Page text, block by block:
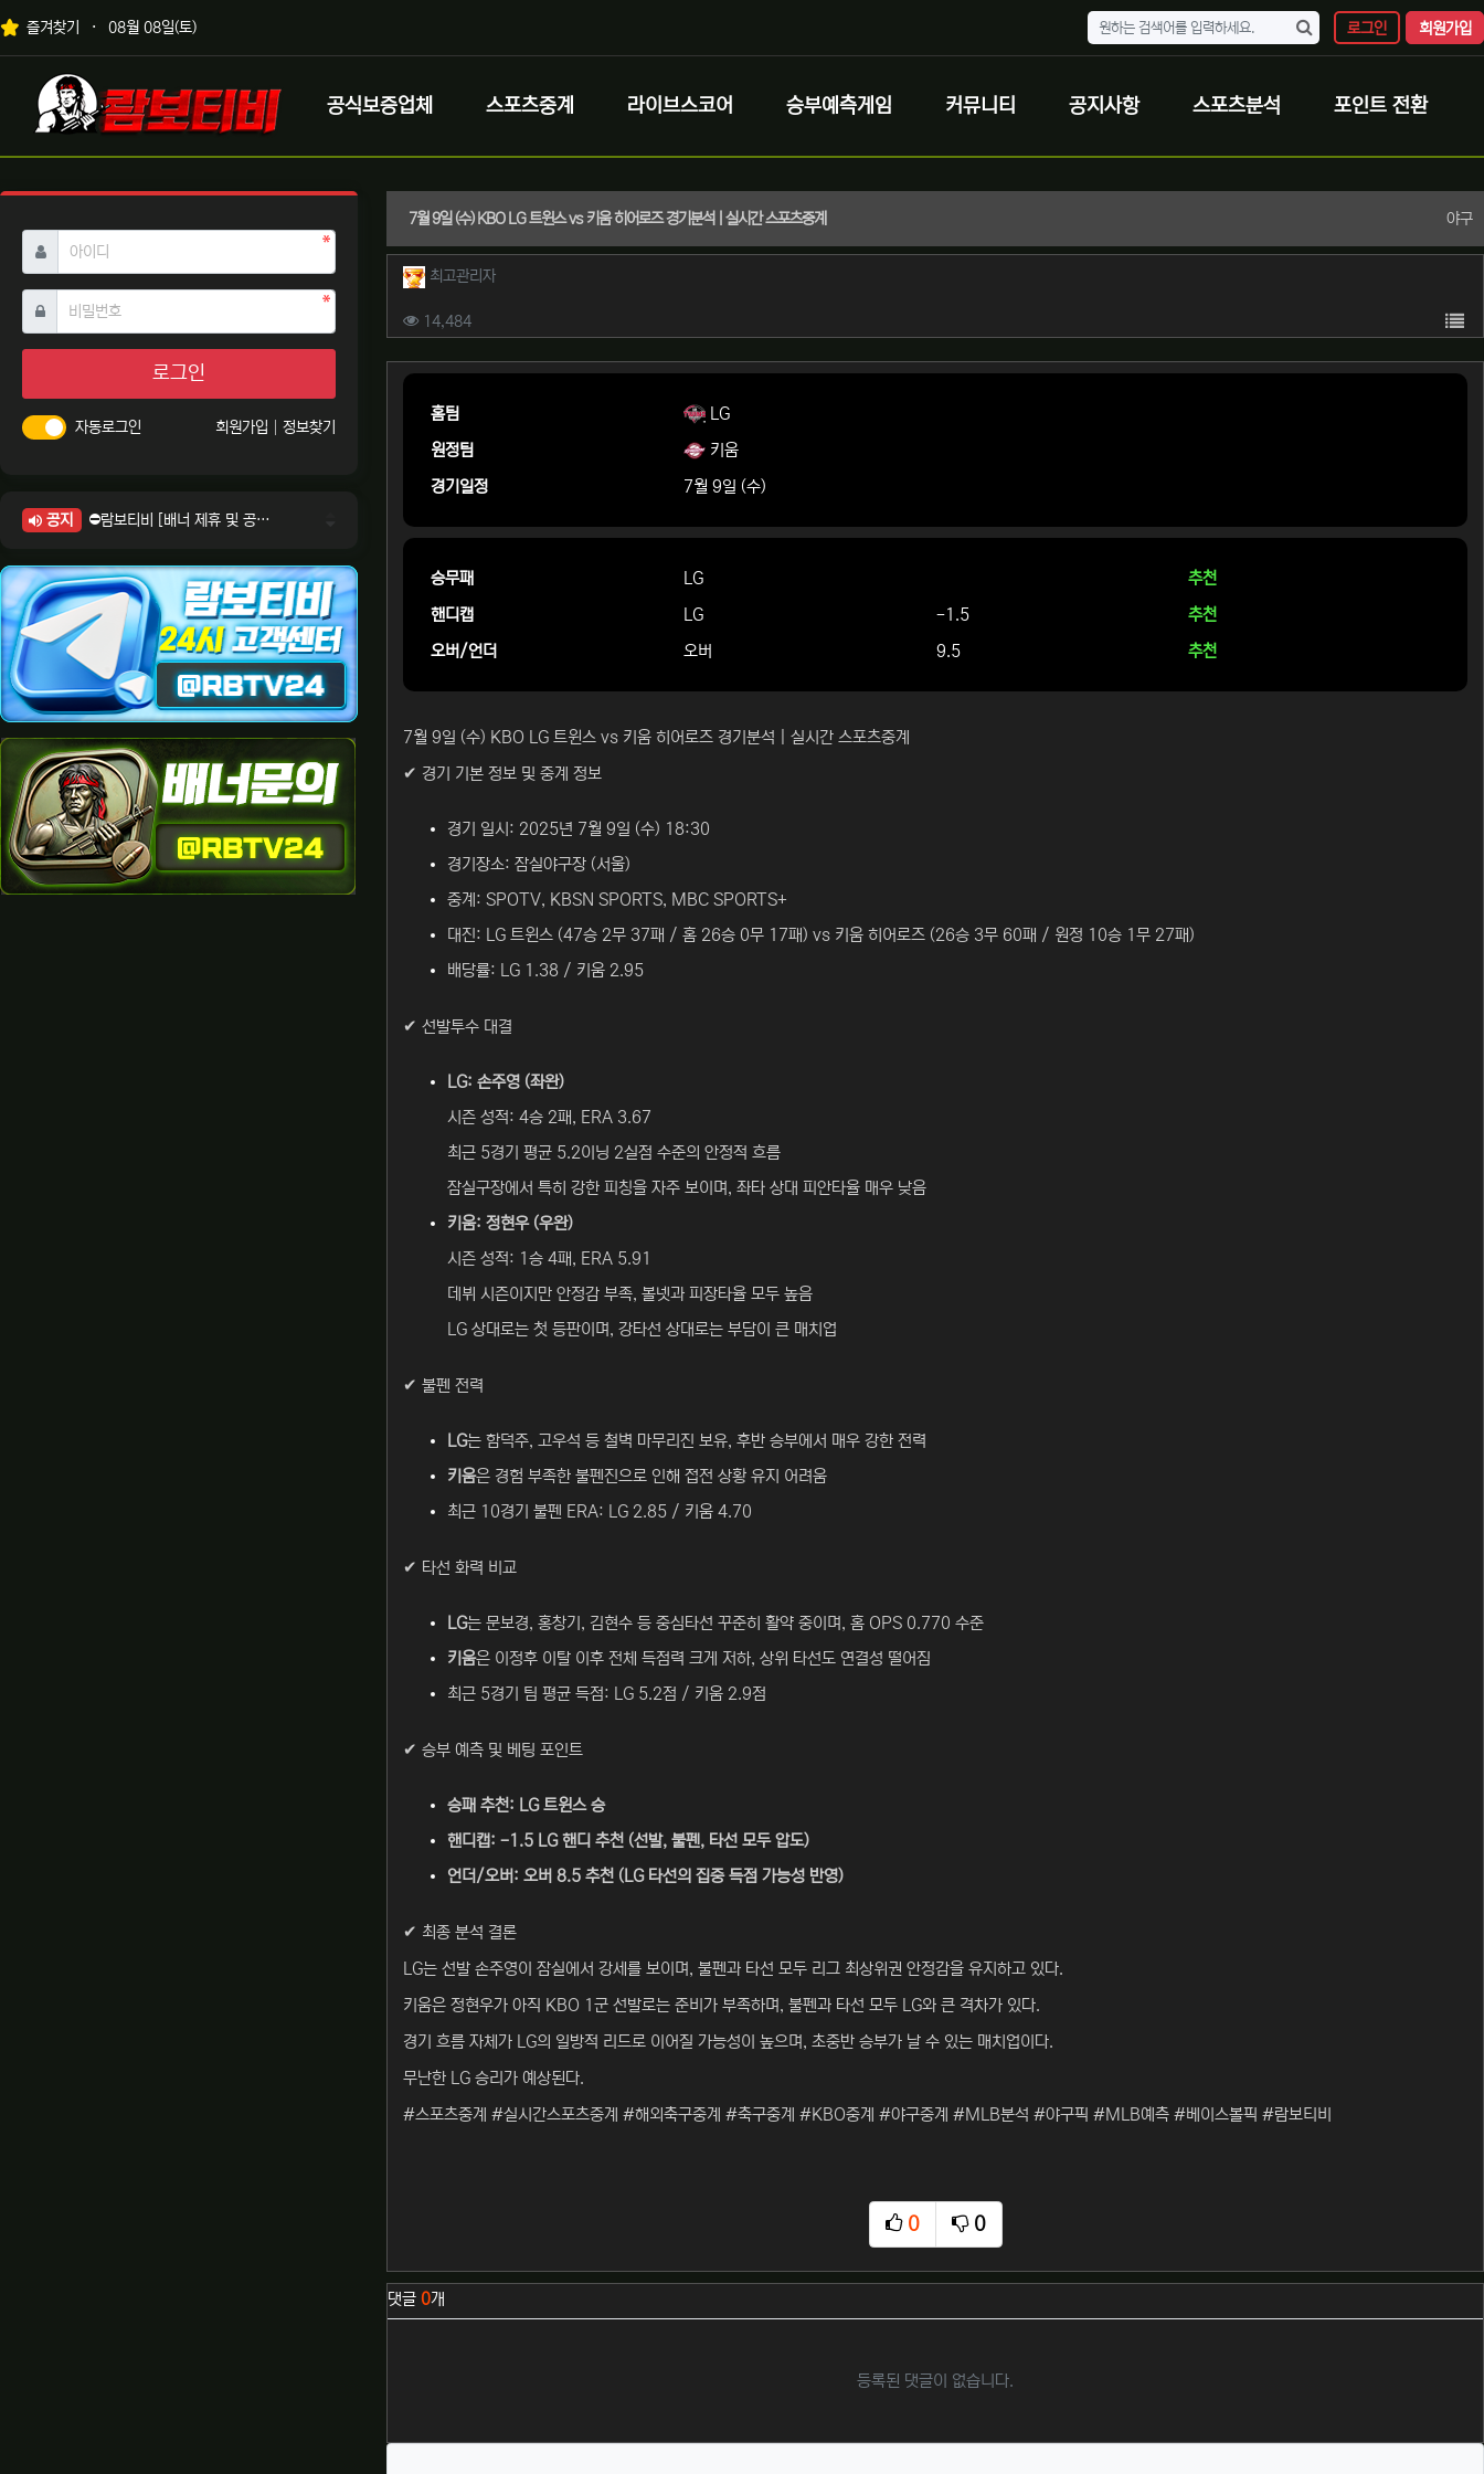
상단 네비
즐겨찾기 08월 08일(토) 로그인 회원가입
메인 메뉴
로고
공식보증업체 스포츠중계 라이브스코어 승부예측게임 커뮤니티 공지사항 스포츠분석 포인트 전환
7월 9일 (수) KBO LG 트윈스 vs 키움 히어로즈 경기분석 | 실시간 스포츠중계 야구
작성자 정보
최고관리자작성
컨텐츠 정보
14,484조회 목
본문
홈팀
LG
원정팀
키움
경기일정
7월 9일 (수)
승무패 LG
추천
핸디캡
LG -1.5
추천
오버/언더
오버 9.5 추천
7월 9일 (수) KBO LG 트윈스 vs 키움 히어로즈 경기분석 | 실시간 스포츠중계
✔ 경기 기본 정보 및 중계 정보
경기 일시: 2025년 7월 9일 (수) 18:30
경기장소: 잠실야구장 (서울)
중계: SPOTV, KBSN SPORTS, MBC SPORTS+
대진: LG 트윈스 (47승 2무 37패 / 홈 26승 0무 17패) vs 키움 히어로즈 (26승 3무 60패 / 원정 10승 1무 27패)
배당률: LG 1.38 / 키움 2.95
✔ 선발투수 대결
LG: 손주영 (좌완)
시즌 성적: 4승 2패, ERA 3.67
최근 5경기 평균 5.2이닝 2실점 수준의 안정적 흐름
잠실구장에서 특히 강한 피칭을 자주 보이며, 좌타 상대 피안타율 매우 낮음
키움: 정현우 (우완)
시즌 성적: 1승 4패, ERA 5.91
데뷔 시즌이지만 안정감 부족, 볼넷과 피장타율 모두 높음
LG 상대로는 첫 등판이며, 강타선 상대로는 부담이 큰 매치업
✔ 불펜 전력
LG는 함덕주, 고우석 등 철벽 마무리진 보유, 후반 승부에서 매우 강한 전력
키움은 경험 부족한 불펜진으로 인해 접전 상황 유지 어려움
최근 10경기 불펜 ERA: LG 2.85 / 키움 4.70
✔ 타선 화력 비교
LG는 문보경, 홍창기, 김현수 등 중심타선 꾸준히 활약 중이며, 홈 OPS 0.770 수준
키움은 이정후 이탈 이후 전체 득점력 크게 저하, 상위 타선도 연결성 떨어짐
최근 5경기 팀 평균 득점: LG 5.2점 / 키움 2.9점
✔ 승부 예측 및 베팅 포인트
승패 추천: LG 트윈스 승
핸디캡: -1.5 LG 핸디 추천 (선발, 불펜, 타선 모두 압도)
언더/오버: 오버 8.5 추천 (LG 타선의 집중 득점 가능성 반영)
✔ 최종 분석 결론
LG는 선발 손주영이 잠실에서 강세를 보이며, 불펜과 타선 모두 리그 최상위권 안정감을 유지하고 있다.
키움은 정현우가 아직 KBO 1군 선발로는 준비가 부족하며, 불펜과 타선 모두 LG와 큰 격차가 있다.
경기 흐름 자체가 LG의 일방적 리드로 이어질 가능성이 높으며, 초중반 승부가 날 수 있는 매치업이다.
무난한 LG 승리가 예상된다.
#스포츠중계 #실시간스포츠중계 #해외축구중계 #축구중계 #KBO중계 #야구중계 #MLB분석 #야구픽 #MLB예측 #베이스볼픽 #람보티비
0
추천
0
비추천
관련자료
댓글 0개
등록된 댓글이 없습니다.
아이디 필수
비밀번호필수
로그인
자동로그인 회원가입 정보찾기
공지
⛔람보티비 [배너 제휴 및 공식 입점 문의 안내]
⛔람보티비 [정회원 등급UP! 안내사항]
⛔람보티비 [채팅방 이용시 주의사항]
⛔람보티비 [공식보증업체 안내]